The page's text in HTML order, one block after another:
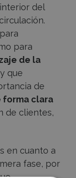
del
para
de la
que
de
forma clara
de clientes,
en cuanto a
fase, por